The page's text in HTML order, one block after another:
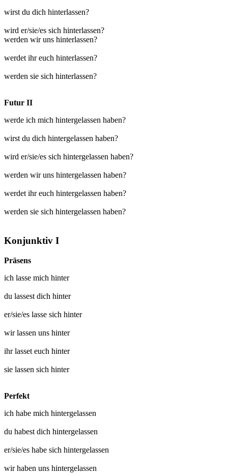
wirst du dich hinterlassen?
wird er/sie/es sich hinterlassen?
werden wir uns hinterlassen?
werdet ihr euch hinterlassen?
werden sie sich hinterlassen?
Futur II
werde ich mich hintergelassen haben?
wirst du dich hintergelassen haben?
wird er/sie/es sich hintergelassen haben?
werden wir uns hintergelassen haben?
werdet ihr euch hintergelassen haben?
werden sie sich hintergelassen haben?
Konjunktiv I
Präsens
ich lasse mich hinter
du lassest dich hinter
er/sie/es lasse sich hinter
wirlassen uns hinter
ihrlasset euch hinter
sie lassen sich hinter
Perfekt
ich habe mich hintergelassen
du habest dich hintergelassen
er/sie/es habe sich hintergelassen
wir haben uns hintergelassen